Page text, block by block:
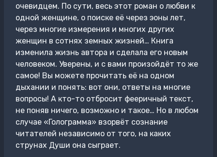
очевидцем. По сути, весь этот роман о любви к
одной женщине, о поиске её через эоны лет,
через многие измерения и многих других
женщин в сотнях земных жизней… Книга
изменила жизнь автора и сделала его новым
человеком. Уверены, и с вами произойдёт то же
самое! Вы можете прочитать её на одном
дыхании и понять: вот они, ответы на многие
вопросы! А кто-то отбросит фееричный текст,
не поняв ничего, возможно и такое… Но в любом
случае «Голограмма» взорвёт сознание
читателей независимо от того, на каких
струнах Души она сыграет.